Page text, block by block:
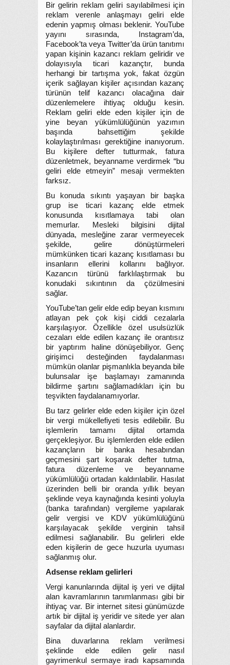
Bir gelirin reklam geliri sayılabilmesi için
reklam verenle anlaşmayı geliri elde
edenin yapmış olması beklenir. YouTube
yayını sırasında, Instagram’da,
Facebook’ta veya Twitter’da ürün tanıtımı
yapan kişinin kazancı reklam geliridir ve
dolayısıyla ticari kazançtır, bunda
herhangi bir tartışma yok, fakat özgün
içerik sağlayan kişiler açısından kazanç
türünün telif kazancı olacağına dair
düzenlemelere ihtiyaç olduğu kesin.
Reklam geliri elde eden kişiler için de
yine beyan yükümlülüğünün yazımın
başında bahsettiğim şekilde
kolaylaştırılması gerektiğine inanıyorum.
Bu kişilere defter tutturmak, fatura
düzenletmek, beyanname verdirmek “bu
geliri elde etmeyin” mesajı vermekten
farksız.
Bu konuda sıkıntı yaşayan bir başka
grup ise ticari kazanç elde etmek
konusunda kısıtlamaya tabi olan
memurlar. Mesleki bilgisini dijital
dünyada, mesleğine zarar vermeyecek
şekilde, gelire dönüştürmeleri
mümkünken ticari kazanç kısıtlaması bu
insanların ellerini kollarını bağlıyor.
Kazancın türünü farklılaştırmak bu
konudaki sıkıntının da çözülmesini
sağlar.
YouTube’tan gelir elde edip beyan kısmını
atlayan pek çok kişi ciddi cezalarla
karşılaşıyor. Özellikle özel usulsüzlük
cezaları elde edilen kazanç ile orantısız
bir yaptırım haline dönüşebiliyor. Genç
girişimci desteğinden faydalanması
mümkün olanlar pişmanlıkla beyanda bile
bulunsalar işe başlamayı zamanında
bildirme şartını sağlamadıkları için bu
teşvikten faydalanamıyorlar.
Bu tarz gelirler elde eden kişiler için özel
bir vergi mükellefiyeti tesis edilebilir. Bu
işlemlerin tamamı dijital ortamda
gerçekleşiyor. Bu işlemlerden elde edilen
kazançların bir banka hesabından
geçmesini şart koşarak defter tutma,
fatura düzenleme ve beyanname
yükümlülüğü ortadan kaldırılabilir. Hasılat
üzerinden belli bir oranda yıllık beyan
şeklinde veya kaynağında kesinti yoluyla
(banka tarafından) vergileme yapılarak
gelir vergisi ve KDV yükümlülüğünü
karşılayacak şekilde verginin tahsil
edilmesi sağlanabilir. Bu gelirleri elde
eden kişilerin de gece huzurla uyuması
sağlanmış olur.
Adsense reklam gelirleri
Vergi kanunlarında dijital iş yeri ve dijital
alan kavramlarının tanımlanması gibi bir
ihtiyaç var. Bir internet sitesi günümüzde
artık bir dijital iş yeridir ve sitede yer alan
sayfalar da dijital alanlardır.
Bina duvarlarına reklam verilmesi
şeklinde elde edilen gelir nasıl
gayrimenkul sermaye iradı kapsamında